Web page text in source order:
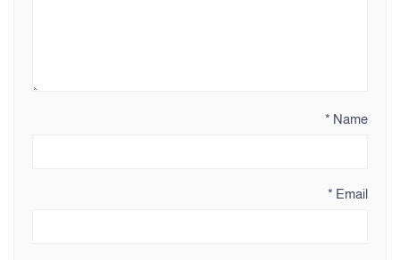
Name
*
Email
*